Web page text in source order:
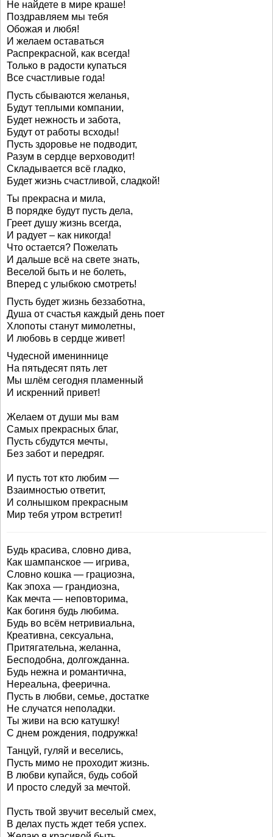
Не найдете в мире краше!
Поздравляем мы тебя
Обожая и любя!
И желаем оставаться
Распрекрасной, как всегда!
Только в радости купаться
Все счастливые года!
Пусть сбываются желанья,
Будут теплыми компании,
Будет нежность и забота,
Будут от работы всходы!
Пусть здоровье не подводит,
Разум в сердце верховодит!
Складывается всё гладко,
Будет жизнь счастливой, сладкой!
Ты прекрасна и мила,
В порядке будут пусть дела,
Греет душу жизнь всегда,
И радует – как никогда!
Что остается? Пожелать
И дальше всё на свете знать,
Веселой быть и не болеть,
Вперед с улыбкою смотреть!
Пусть будет жизнь беззаботна,
Душа от счастья каждый день поет
Хлопоты станут мимолетны,
И любовь в сердце живет!
Чудесной имениннице
На пятьдесят пять лет
Мы шлём сегодня пламенный
И искренний привет!
Желаем от души мы вам
Самых прекрасных благ,
Пусть сбудутся мечты,
Без забот и передряг.
И пусть тот кто любим —
Взаимностью ответит,
И солнышком прекрасным
Мир тебя утром встретит!
Будь красива, словно дива,
Как шампанское — игрива,
Словно кошка — грациозна,
Как эпоха — грандиозна,
Как мечта — неповторима,
Как богиня будь любима.
Будь во всём нетривиальна,
Креативна, сексуальна,
Притягательна, желанна,
Бесподобна, долгожданна.
Будь нежна и романтична,
Нереальна, феерична.
Пусть в любви, семье, достатке
Не случатся неполадки.
Ты живи на всю катушку!
С днем рождения, подружка!
Танцуй, гуляй и веселись,
Пусть мимо не проходит жизнь.
В любви купайся, будь собой
И просто следуй за мечтой.
Пусть твой звучит веселый смех,
В делах пусть ждет тебя успех.